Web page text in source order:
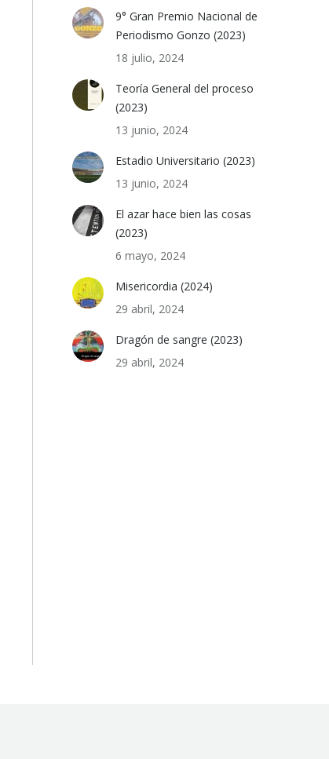
9° Gran Premio Nacional de
Periodismo Gonzo (2023)
18 julio, 2024
Teoría General del proceso
(2023)
13 junio, 2024
Estadio Universitario (2023)
13 junio, 2024
El azar hace bien las cosas
(2023)
6 mayo, 2024
Misericordia (2024)
29 abril, 2024
Dragón de sangre (2023)
29 abril, 2024